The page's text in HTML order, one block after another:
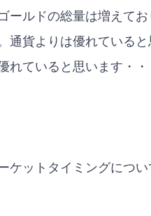
ールドの総量は増えて
通貨よりは優れている
れていると思います・
ケットタイミングについ